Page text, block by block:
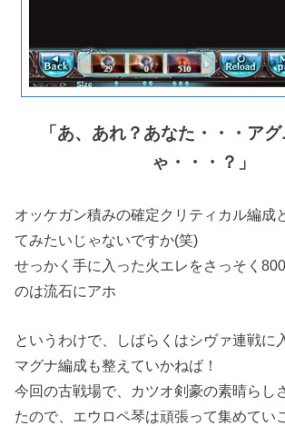
「あ、あれ？あなた・・・ア
ゃ・・・？」
オッケガン積みの確定クリティカル編成
てみたいじゃないですか(笑)
せっかく手に入った火エレをさっそく
のは流石にアホ
というわけで、しばらくはシヴァ連戦に
マグナ編成も整えていかねば！
今回の古戦場で、カツオ剣豪の素晴らし
たので、エウロペ琴は頑張って集めてい